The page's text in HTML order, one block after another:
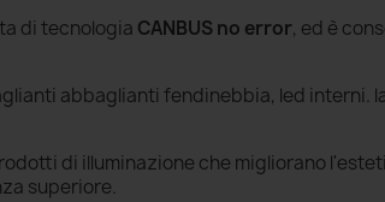
di tecnologia CANBUS no error, ed è
abbaglianti fendinebbia, led interni.
di illuminazione che migliorano
superiore.